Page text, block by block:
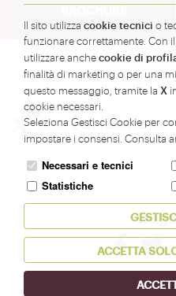
Il sito utilizza cookie tecnici o
funzionare correttamente. Con
utilizzare anchecookie di
finalità di marketing o per una
questo messaggio, tramite la X
cookie necessari.
Seleziona Gestisci Cookie per
impostare i consensi. Consulta
Necessari e tecnici
Statistiche
ACCETTA
BROCHURE